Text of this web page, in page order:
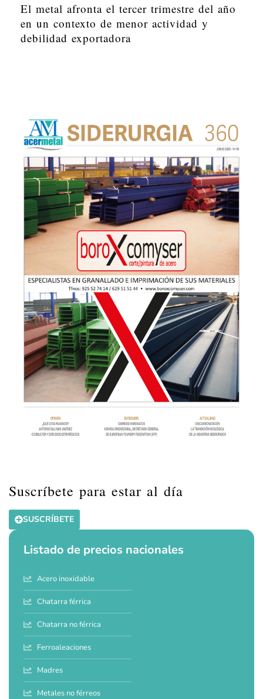
El metal afronta el tercer trimestre del año
en un contexto de menor actividad y
debilidad exportadora
Suscríbete para estar al día
SUSCRÍBETE
Listado de precios nacionales
Acero inoxidable
Chatarra férrica
Chatarra no férrica
Ferroaleaciones
Madres
Metales no férreos